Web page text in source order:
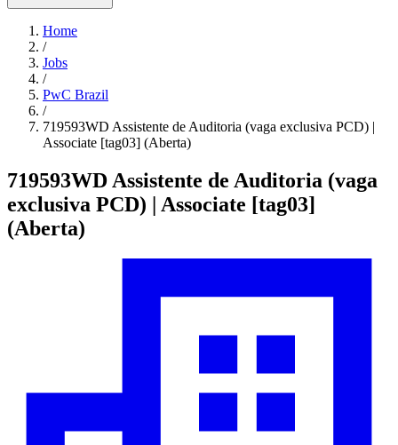
Home
/
Jobs
/
PwC Brazil
/
719593WD Assistente de Auditoria (vaga exclusiva PCD) |
Associate [tag03] (Aberta)
719593WD Assistente de Auditoria (vaga
exclusiva PCD) | Associate [tag03]
(Aberta)